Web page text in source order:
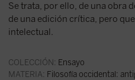
Se trata, por ello, de una obra
de una edición crítica, pero
intelectual.
COLECCIÓN: Ensayo
MATERIA: Filosofía occidental: